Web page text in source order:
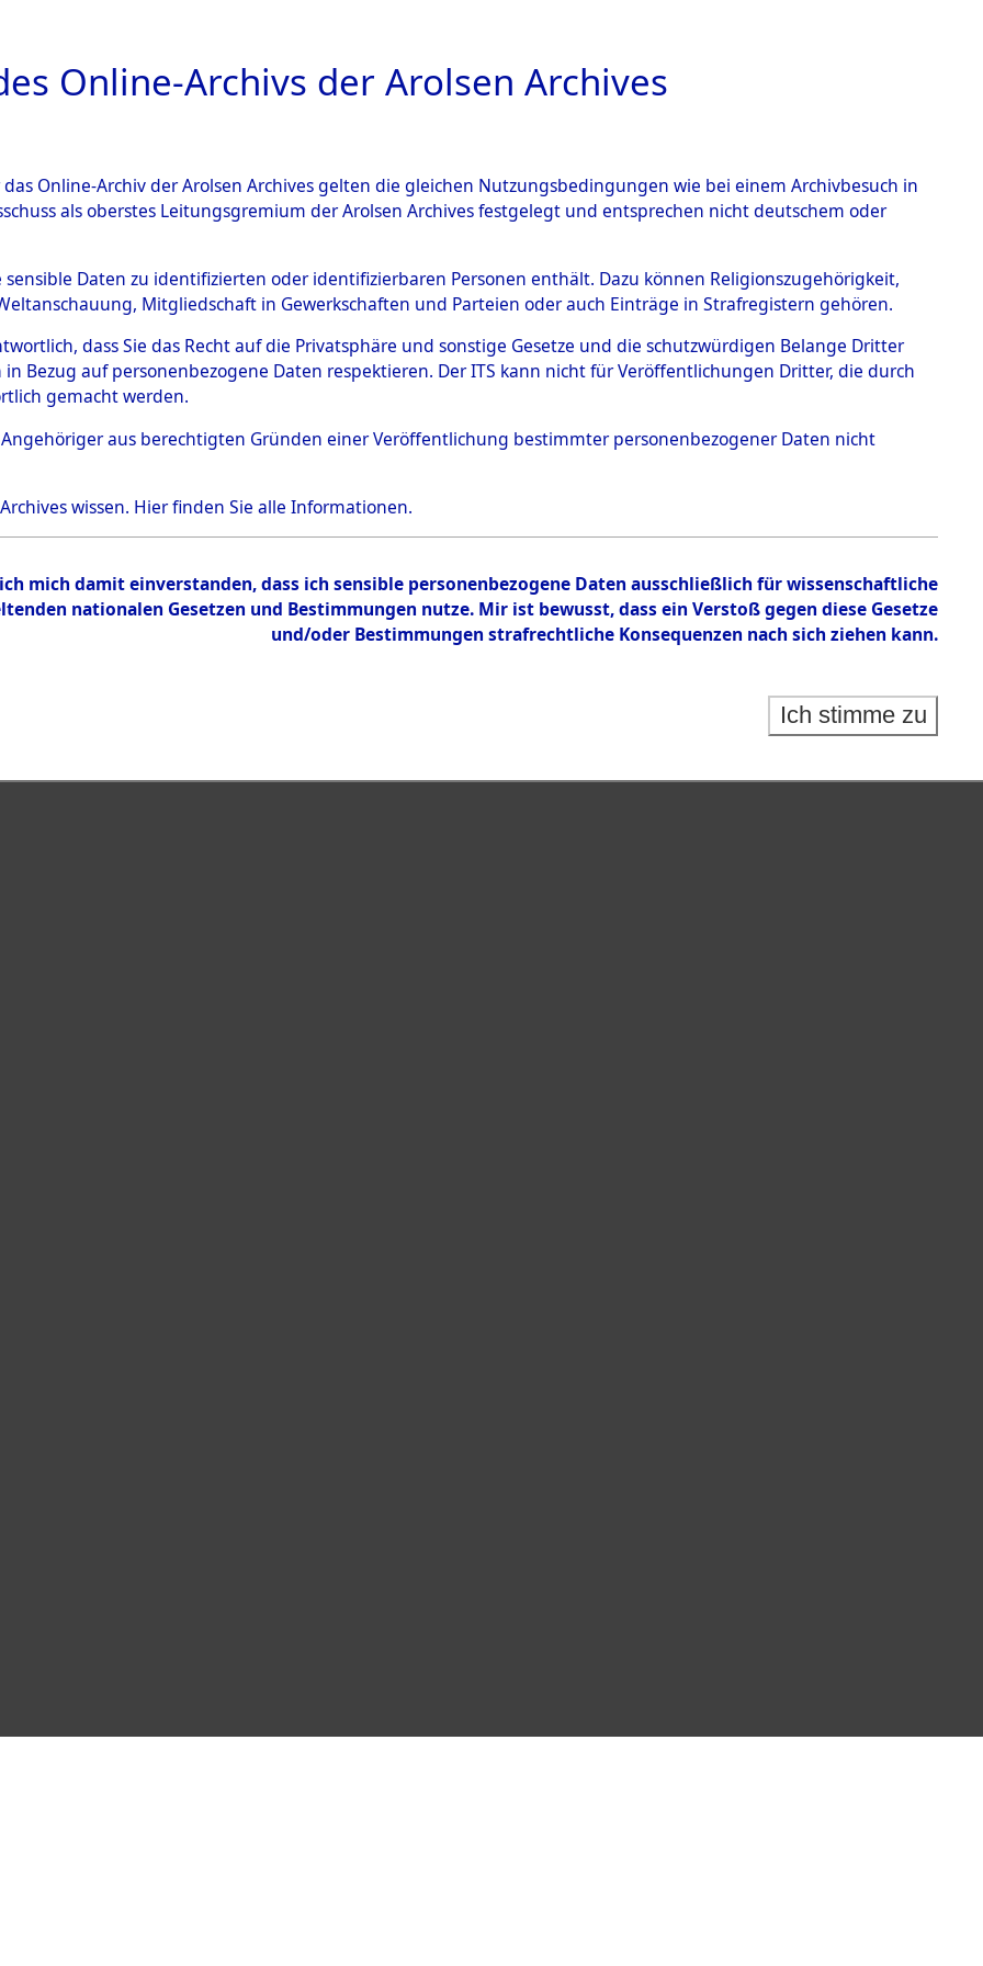
ARCHIVALE ÜBERSICHT BILD
0029 (129640120)
Person SOLONGEW, NIKOLAIJ
Online-Archivs der Arolsen Archives
Online-Archiv der Arolsen Archives gelten die gleichen Nutzungsbedingungen wie bei einem Archivbesuch in
als oberstes Leitungsgremium der Arolsen Archives festgelegt und entsprechen nicht deutschem oder
sensible Daten zu identifizierten oder identifizierbaren Personen enthält. Dazu können Religionszugehörigkeit,
Mitgliedschaft in Gewerkschaften und Parteien oder auch Einträge in Strafregistern gehören.
dass Sie das Recht auf die Privatsphäre und sonstige Gesetze und die schutzwürdigen Belange Dritter
Bezug auf personenbezogene Daten respektieren. Der ITS kann nicht für Veröffentlichungen Dritter, die durch
gemacht werden.
Angehöriger aus berechtigten Gründen einer Veröffentlichung bestimmter personenbezogener Daten nicht
wissen. Hierfinden Sie alle Informationen.
mich damit einverstanden, dass ich sensible personenbezogene Daten ausschließlich für wissenschaftliche
nationalen Gesetzen und Bestimmungen nutze. Mir ist bewusst, dass ein Verstoß gegen diese Gesetze
und/oder Bestimmungen strafrechtliche Konsequenzen nach sich ziehen kann.
Ich stimme zu